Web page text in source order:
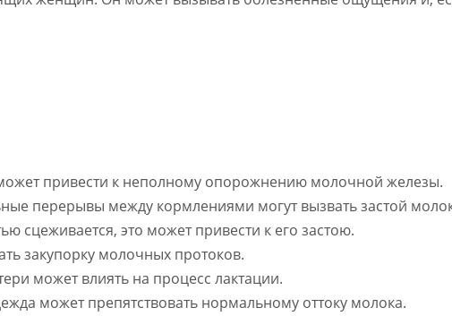
привести к неполному опорожнению молочной железы.
перерывы между кормлениями могут вызвать застой
сцеживается, это может привести к его застою.
закупорку молочных протоков.
может влиять на процесс лактации.
может препятствовать нормальному оттоку молока.